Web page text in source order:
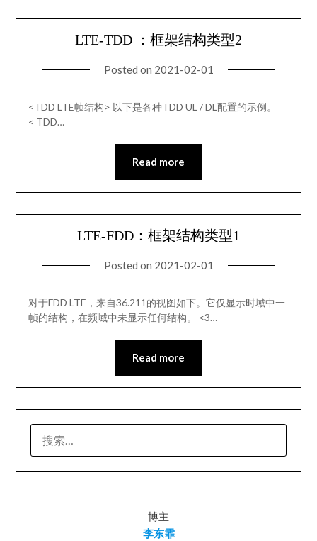
LTE-TDD ：框架结构类型2
Posted on 2021-02-01
<TDD LTE帧结构> 以下是各种TDD UL / DL配置的示例。
< TDD…
Read more
LTE-FDD：框架结构类型1
Posted on 2021-02-01
对于FDD LTE，来自36.211的视图如下。它仅显示时域中一
帧的结构，在频域中未显示任何结构。 <3…
Read more
索：
博主
李东霏